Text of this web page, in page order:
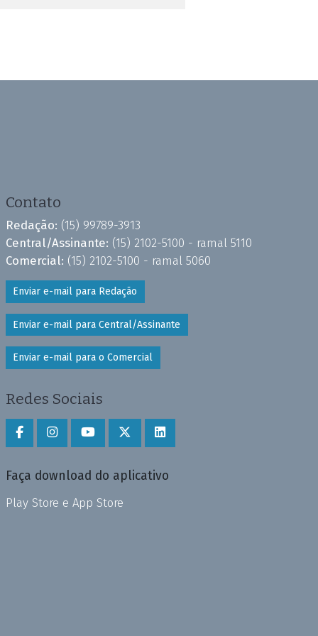
Contato
Redação: (15) 99789-3913
Central/Assinante: (15) 2102-5100 - ramal 5110
Comercial: (15) 2102-5100 - ramal 5060
Enviar e-mail para Redação
Enviar e-mail para Central/Assinante
Enviar e-mail para o Comercial
Redes Sociais
Faça download do aplicativo
Play Store e App Store